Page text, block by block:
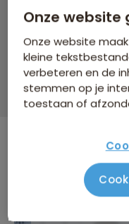
19 dagen vanaf
Bijkomende kosten €26,25
Onze website
Onze website
kleine
verbeteren en de
stemmen op je
toestaan of